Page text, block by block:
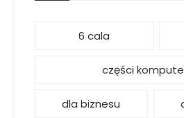
6 cala
części
dla biznesu